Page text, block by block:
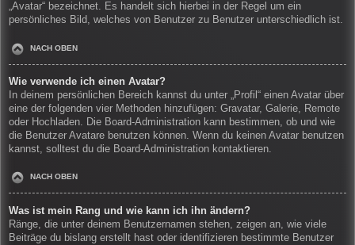
„Avatar“ bezeichnet. Es handelt sich hierbei in der Regel um ein
persönliches Bild, welches von Benutzer zu Benutzer unterschiedlich ist.
NACH OBEN
Wie verwende ich einen Avatar?
In deinem persönlichen Bereich kannst du unter „Profil“ einen Avatar über
eine der folgenden vier Methoden hinzufügen: Gravatar, Galerie, Remote
oder Hochladen. Die Board-Administration kann bestimmen, ob und wie
die Benutzer Avatare benutzen können. Wenn du keinen Avatar benutzen
kannst, solltest du die Board-Administration kontaktieren.
NACH OBEN
Was ist mein Rang und wie kann ich ihn ändern?
Ränge, die unter deinem Benutzernamen stehen, zeigen an, wie viele
Beiträge du bislang erstellt hast oder identifizieren bestimmte Benutzer